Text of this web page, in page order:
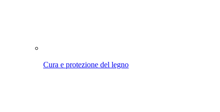
Cura e protezione del legno